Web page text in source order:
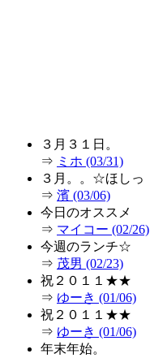
３月３１日。
⇒ ミホ (03/31)
３月。。☆ほしっ
⇒ 濱 (03/06)
今日のオススメ
⇒ マイコー (02/26)
今週のランチ☆
⇒ 茂男 (02/23)
祝２０１１★★
⇒ ゆーき (01/06)
祝２０１１★★
⇒ ゆーき (01/06)
年末年始。